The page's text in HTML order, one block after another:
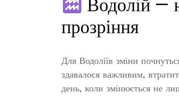
прозріння
Для Водоліїв зміни
здавалося важливим,
день, коли змінюється не